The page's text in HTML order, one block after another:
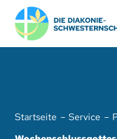
Zum
Inhalt
springen
KARRIERE
Startseite Service